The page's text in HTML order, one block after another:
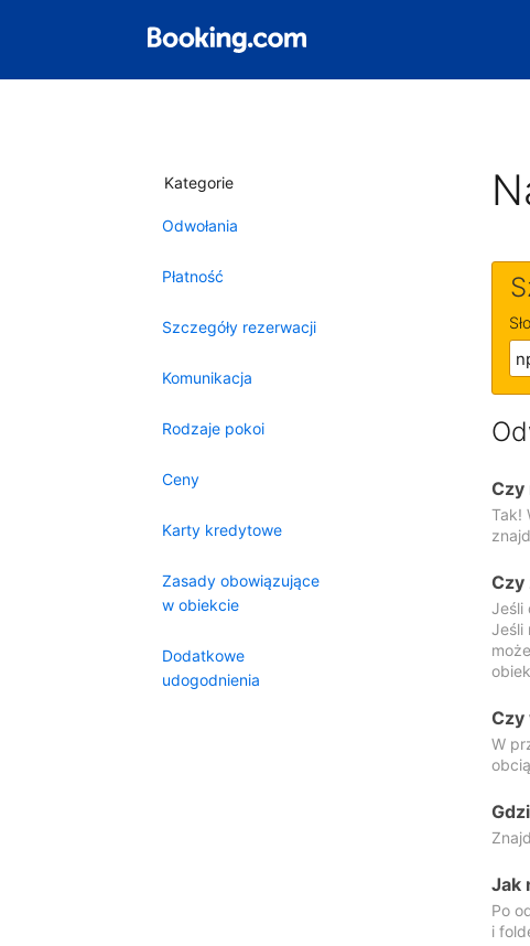
Kategorie
Odwołania
Płatność
Szczegóły rezerwacji
Komunikacja
Rodzaje pokoi
Ceny
Karty kredytowe
Zasady obowiązujące
w obiekcie
Dodatkowe
udogodnienia
Czy
Tak!
Czy
Jeśli
Jeśli
Czy
W
Jak
Po
i